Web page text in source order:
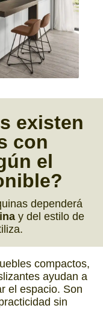
existen
con
el
dependerá
y del estilo de
compactos,
ayudan a
el espacio. Son
sin